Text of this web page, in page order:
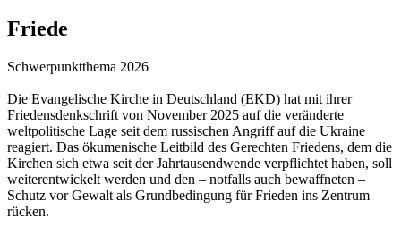
Friede
Schwerpunktthema 2026
Die Evangelische Kirche in Deutschland (EKD) hat mit ihrer
Friedensdenkschrift von November 2025 auf die veränderte
weltpolitische Lage seit dem russischen Angriff auf die Ukraine
reagiert. Das ökumenische Leitbild des Gerechten Friedens, dem die
Kirchen sich etwa seit der Jahrtausendwende verpflichtet haben, soll
weiterentwickelt werden und den – notfalls auch bewaffneten –
Schutz vor Gewalt als Grundbedingung für Frieden ins Zentrum
rücken.